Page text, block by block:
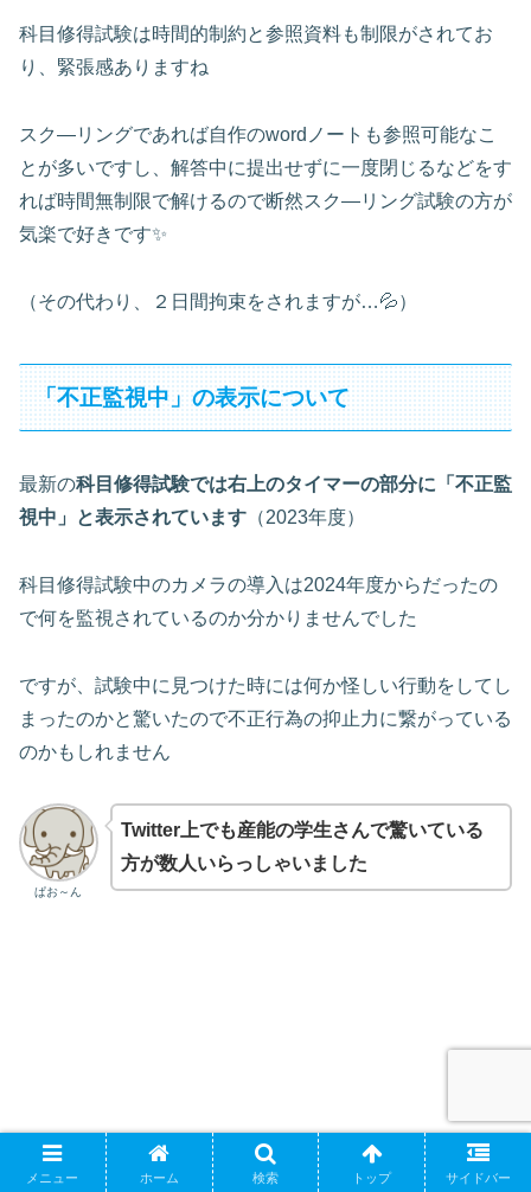
科目修得試験は時間的制約と参照資料も制限がされてお
り、緊張感ありますね
スク―リングであれば自作のwordノートも参照可能なこ
とが多いですし、解答中に提出せずに一度閉じるなどをす
れば時間無制限で解けるので断然スク―リング試験の方が
気楽で好きです✨
（その代わり、２日間拘束をされますが…💦）
「不正監視中」の表示について
最新の科目修得試験では右上のタイマーの部分に「不正監
視中」と表示されています （2023年度）
科目修得試験中のカメラの導入は2024年度からだったの
で何を監視されているのか分かりませんでした
ですが、試験中に見つけた時には何か怪しい行動をしてし
まったのかと驚いたので不正行為の抑止力に繋がっている
のかもしれません
ぱお～ん
Twitter上でも産能の学生さんで驚いている
方が数人いらっしゃいました
メニュー ホーム 検索 トップ サイドバー